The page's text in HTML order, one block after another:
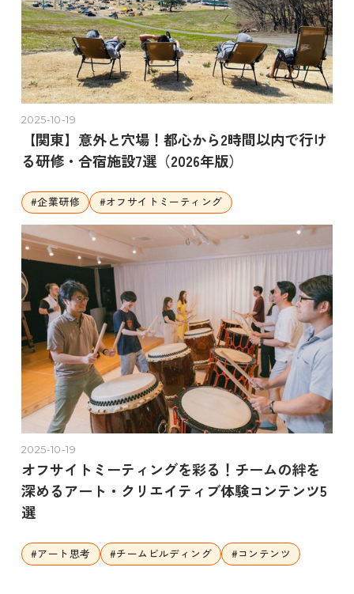
2025-10-19
【関東】意外と穴場！都心から2時間以内で行け
る研修・合宿施設7選（2026年版）
#企業研修 #オフサイトミーティング
2025-10-19
オフサイトミーティングを彩る！チームの絆を
深めるアート・クリエイティブ体験コンテンツ5
選
#アート思考 #チームビルディング #コンテンツ